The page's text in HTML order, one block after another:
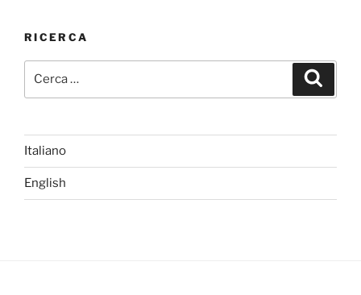
RICERCA
Italiano
English